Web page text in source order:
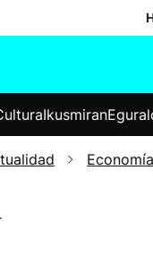
Elecciones
Ikusmiran
Economía